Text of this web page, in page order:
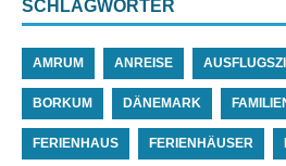
SCHLAGWÖRTER
AMRUM ANREISE
BORKUM DÄNEMARK
FERIENHAUS FERIENHÄUSER